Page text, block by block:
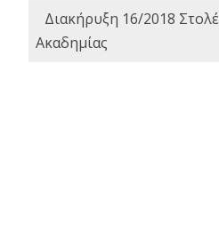
Διακήρυξη 16/2018
Ακαδημίας